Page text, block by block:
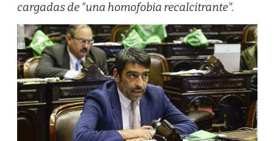
cargadas de "una homofobia recalcitrante".